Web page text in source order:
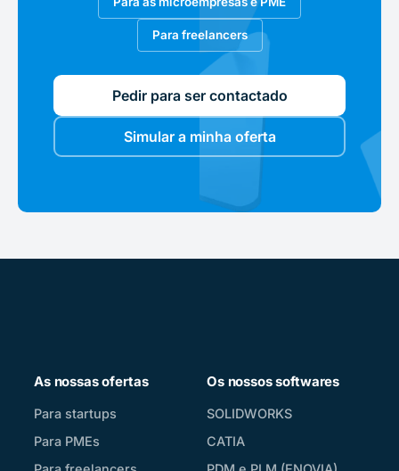
Para freelancers
Pedir para ser contactado
Simular a minha oferta
As nossas ofertas
Para startups
Para PMEs
Os nossos softwares
SOLIDWORKS
CATIA